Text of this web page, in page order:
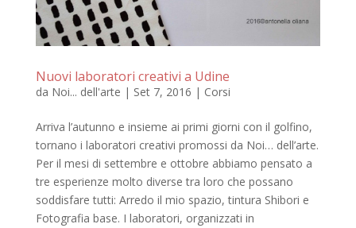
Nuovi laboratori creativi a Udine
da Noi... dell'arte | Set 7, 2016 | Corsi
Arriva l’autunno e insieme ai primi giorni con il golfino,
tornano i laboratori creativi promossi da Noi… dell’arte.
Per il mesi di settembre e ottobre abbiamo pensato a
tre esperienze molto diverse tra loro che possano
soddisfare tutti: Arredo il mio spazio, tintura Shibori e
Fotografia base. I laboratori, organizzati in